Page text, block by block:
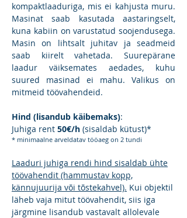
kompaktlaaduriga, mis ei kahjusta muru.
Masinat saab kasutada aastaringselt,
kuna kabiin on varustatud soojendusega.
Masin on lihtsalt juhitav ja seadmeid
saab kiirelt vahetada. Suurepärane
laadur väiksemates aedades, kuhu
suured masinad ei mahu. Valikus on
mitmeid töövahendeid.
Hind (lisandub käibemaks):
Juhiga rent 50€/h (sisaldab kütust)*
* minimaalne arveldatav tööaeg on 2 tundi
Laaduri juhiga rendi hind sisaldab ühte
töövahendit (hammustav kopp,
kännujuurija või tõstekahvel). Kui objektil
läheb vaja mitut töövahendit, siis iga
järgmine lisandub vastavalt allolevale